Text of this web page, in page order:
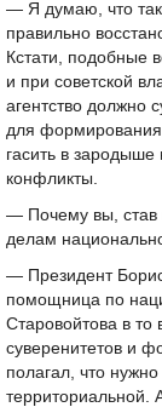
— Я думаю, что
правильно
Кстати, подобные
и при советской
агентство должно
для формирования
гасить в
конфликты.
— Почему вы, став
делам
— Президент
помощница по
Старовойтова в
суверенитетов и
полагал, что
территориальной.